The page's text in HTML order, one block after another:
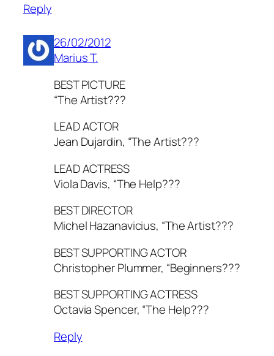
Reply
26/02/2012
Marius T.
BEST PICTURE
“The Artist???
LEAD ACTOR
Jean Dujardin, “The Artist???
LEAD ACTRESS
Viola Davis, “The Help???
BEST DIRECTOR
Michel Hazanavicius, “The Artist???
BEST SUPPORTING ACTOR
Christopher Plummer, “Beginners???
BEST SUPPORTING ACTRESS
Octavia Spencer, “The Help???
Reply